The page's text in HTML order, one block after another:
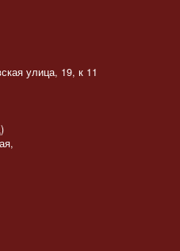
улица, 19, к 11